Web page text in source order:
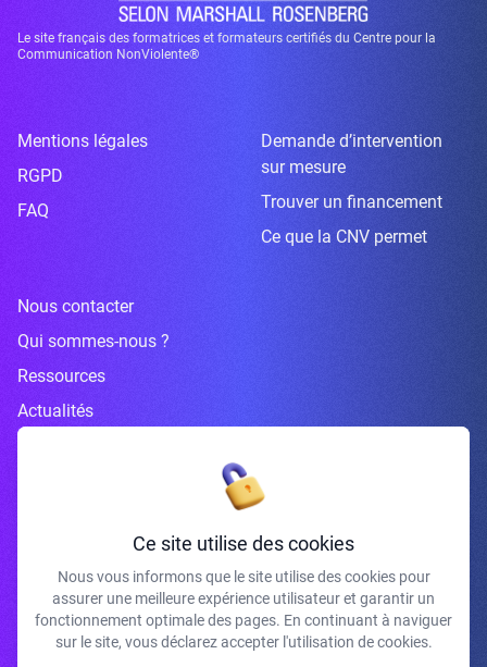
Le site français des formatrices et formateurs certifiés du Centre pour la
Communication NonViolente®
Mentions légales
RGPD
FAQ
Demande d’intervention
sur mesure
Trouver un financement
Ce que la CNV permet
Nous contacter
Qui sommes-nous ?
Ressources
Actualités
Inscrivez-vous à la newsletter
J'accepte de recevoir vos e-mails et confirme avoir pris connaissance de
votre politique de confidentialité et mentions légales.
Ce site utilise des cookies
Nous vous informons que le site utilise des cookies pour
assurer une meilleure expérience utilisateur et garantir un
fonctionnement optimale des pages. En continuant à naviguer
sur le site, vous déclarez accepter l'utilisation de cookies.